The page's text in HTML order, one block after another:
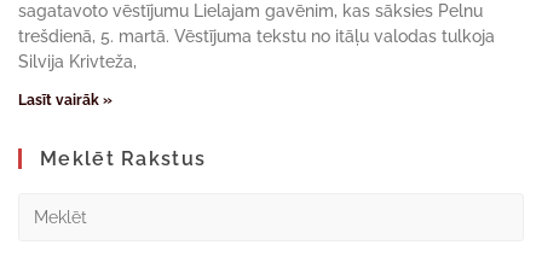
sagatavoto vēstījumu Lielajam gavēnim, kas sāksies Pelnu
trešdienā, 5. martā. Vēstījuma tekstu no itāļu valodas tulkoja
Silvija Krivteža,
Lasīt vairāk »
Meklēt Rakstus